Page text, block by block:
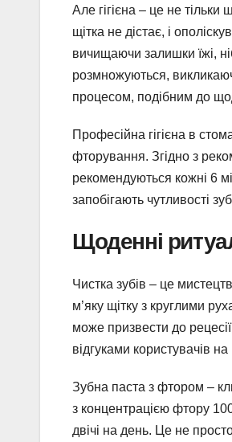
Але гігієна – це не
щітка не дістає, і
вичищаючи залишки їжі,
розмножуються,
процесом, подібним до
Професійна гігієна в
фторування. Згідно з
рекомендуються кожні 6
запобігають чутливості
Щоденні
Чистка зубів – це
м’яку щітку з круглими
може призвести до
відгуками користувачів
Зубна паста з фтором –
з концентрацією фтору
двічі на день. Це не